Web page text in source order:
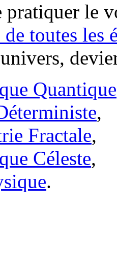
pratiquer le
toutes les
Quantique
,
Fractale,
Céleste,
.